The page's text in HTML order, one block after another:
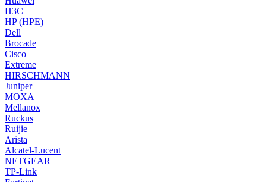
H3C
HP (HPE)
Dell
Brocade
Cisco
Extreme
HIRSCHMANN
Juniper
MOXA
Mellanox
Ruckus
Ruijie
Arista
Alcatel-Lucent
NETGEAR
TP-Link